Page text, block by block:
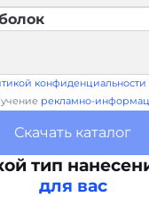
конфиденциальности
рекламно-
Скачать каталог
тип
для вас